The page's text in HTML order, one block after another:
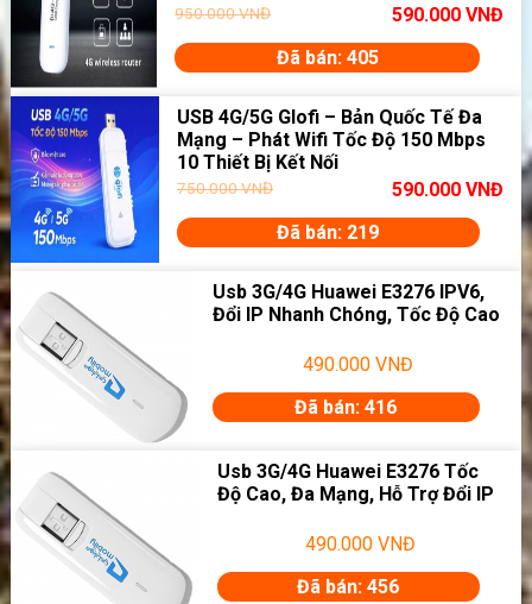
950.000VNĐ 590.000 VNĐ
Đã bán: 405
USB 4G/5G Glofi – Bản Quốc Tế Đa
Mạng – Phát Wifi Tốc Độ 150 Mbps
10 Thiết Bị Kết Nối
750.000VNĐ 590.000 VNĐ
Đã bán: 219
Usb 3G/4G Huawei E3276 IPV6,
Đổi IP Nhanh Chóng, Tốc Độ Cao
490.000 VNĐ
Đã bán: 416
Usb 3G/4G Huawei E3276 Tốc
Độ Cao, Đa Mạng, Hỗ Trợ Đổi IP
490.000 VNĐ
Đã bán: 456